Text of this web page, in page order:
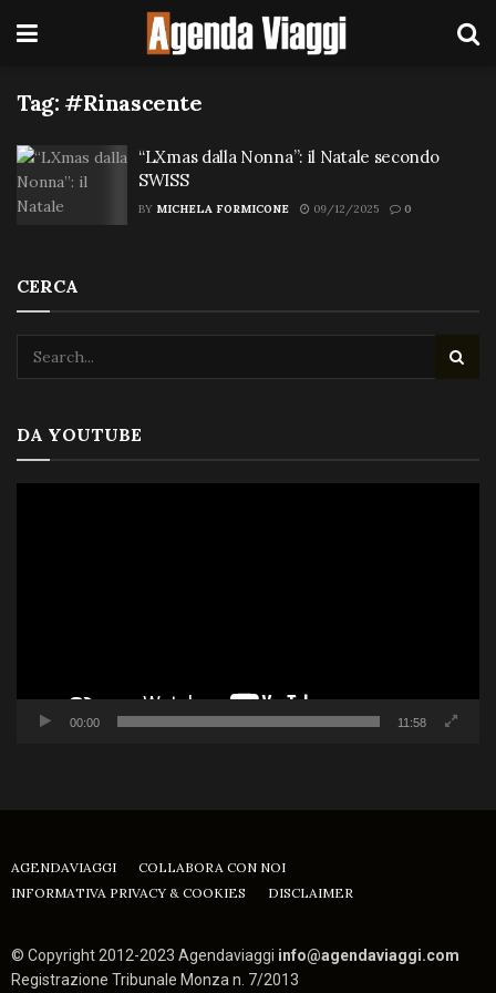
Tag: #Rinascente
“LXmas dalla Nonna”: il Natale secondo
SWISS
BY MICHELA FORMICONE 09/12/2025 0
CERCA
DA YOUTUBE
00:00 11:58
AGENDAVIAGGI
COLLABORA CON NOI
INFORMATIVA PRIVACY & COOKIES
DISCLAIMER
© Copyright 2012-2023 Agendaviaggi info@agendaviaggi.com
Registrazione Tribunale Monza n. 7/2013